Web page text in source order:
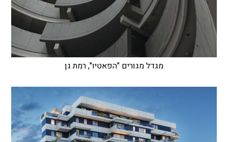
מגדל מגורים "הפאטיו", רמת גן